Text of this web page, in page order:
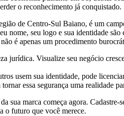
o reconhecimento já conquistado.
de Centro-Sul Baiano, é um
nome, seu logo e sua identidade
é apenas um procedimento
jurídica. Visualize seu negócio
usem sua identidade, pode
essa segurança uma realidade
sua marca começa agora.
o futuro que você merece.